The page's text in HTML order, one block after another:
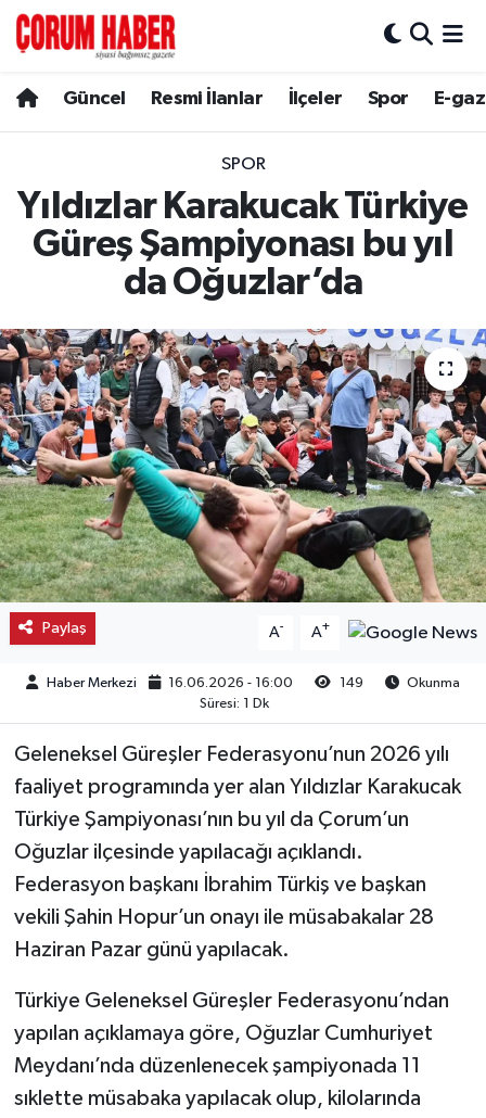
Güncel Resmi İlanlar İlçeler Spor E-
SPOR
Yıldızlar Karakucak Türkiye
Güreş Şampiyonası bu yıl
da Oğuzlar’da
Paylaş A- A+
Haber Merkezi 16.06.2026 - 16:00 149
Okunma
Süresi: 1 Dk
Geleneksel Güreşler Federasyonu’nun 2026 yılı
faaliyet programında yer alan Yıldızlar Karakucak
Türkiye Şampiyonası’nın bu yıl da Çorum’un
Oğuzlar ilçesinde yapılacağı açıklandı.
Federasyon başkanı İbrahim Türkiş ve başkan
vekili Şahin Hopur’un onayı ile müsabakalar 28
Haziran Pazar günü yapılacak.
Türkiye Geleneksel Güreşler Federasyonu’ndan
yapılan açıklamaya göre, Oğuzlar Cumhuriyet
Meydanı’nda düzenlenecek şampiyonada 11
sıklette müsabaka yapılacak olup, kilolarında
Spor
Resmi İlanlar
Alaca
Boğazkale
Dodurga
İskilip
Kargı
Laçin
Mecitözü
Oğuzlar
Ortaköy
Osmancık
Sungurlu
Uğurludağ
Hava Durumu
Çorum Namaz Vakitleri
Trafik Durumu
Süper Lig Puan Durumu ve Fikstür
Tüm Manşetler
Son Dakika Haberleri
Haber Arşivi